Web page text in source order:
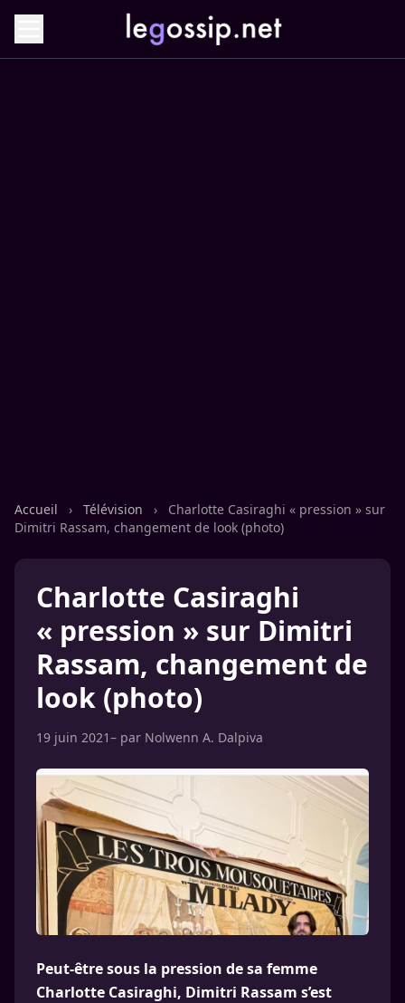
Accueil › Télévision ›
Charlotte Casiraghi « pression » sur
Dimitri Rassam, changement de look (photo)
Charlotte Casiraghi
« pression » sur Dimitri
Rassam, changement de
look (photo)
19 juin 2021– par Nolwenn A. Dalpiva
Peut-être sous la pression de sa femme
Charlotte Casiraghi, Dimitri Rassam s’est